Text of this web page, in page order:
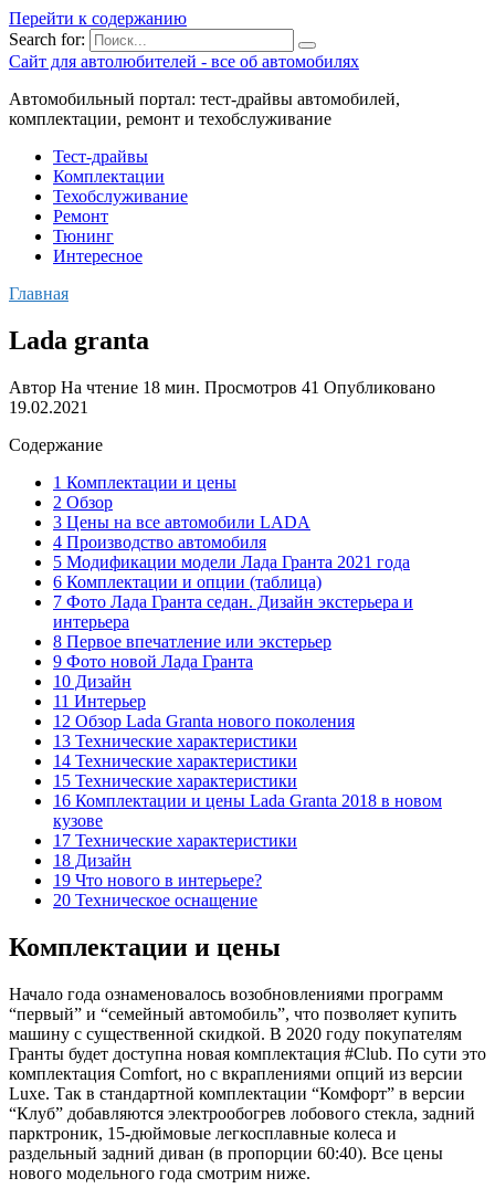
Перейти к содержанию
Search for:
Сайт для автолюбителей - все об автомобилях
Автомобильный портал: тест-драйвы автомобилей,
комплектации, ремонт и техобслуживание
Тест-драйвы
Комплектации
Техобслуживание
Ремонт
Тюнинг
Интересное
Главная
Lada granta
Автор На чтение 18 мин. Просмотров 41 Опубликовано
19.02.2021
Содержание
1 Комплектации и цены
2 Обзор
3 Цены на все автомобили LADA
4 Производство автомобиля
5 Модификации модели Лада Гранта 2021 года
6 Комплектации и опции (таблица)
7 Фото Лада Гранта седан. Дизайн экстерьера и
интерьера
8 Первое впечатление или экстерьер
9 Фото новой Лада Гранта
10 Дизайн
11 Интерьер
12 Обзор Lada Granta нового поколения
13 Технические характеристики
14 Технические характеристики
15 Технические характеристики
16 Комплектации и цены Lada Granta 2018 в новом
кузове
17 Технические характеристики
18 Дизайн
19 Что нового в интерьере?
20 Техническое оснащение
Комплектации и цены
Начало года ознаменовалось возобновлениями программ
“первый” и “семейный автомобиль”, что позволяет купить
машину с существенной скидкой. В 2020 году покупателям
Гранты будет доступна новая комплектация #Club. По сути это
комплектация Comfort, но с вкраплениями опций из версии
Luxe. Так в стандартной комплектации “Комфорт” в версии
“Клуб” добавляются электрообогрев лобового стекла, задний
парктроник, 15-дюймовые легкосплавные колеса и
раздельный задний диван (в пропорции 60:40). Все цены
нового модельного года смотрим ниже.